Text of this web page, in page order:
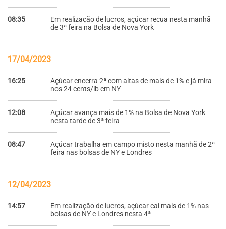
08:35
Em realização de lucros, açúcar recua nesta manhã
de 3ª feira na Bolsa de Nova York
17/04/2023
16:25
Açúcar encerra 2ª com altas de mais de 1% e já mira
nos 24 cents/lb em NY
12:08
Açúcar avança mais de 1% na Bolsa de Nova York
nesta tarde de 3ª feira
08:47
Açúcar trabalha em campo misto nesta manhã de 2ª
feira nas bolsas de NY e Londres
12/04/2023
14:57
Em realização de lucros, açúcar cai mais de 1% nas
bolsas de NY e Londres nesta 4ª